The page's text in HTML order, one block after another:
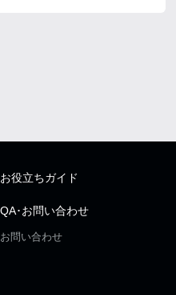
お役立ちガイド
QA･お問い合わせ
お問い合わせ